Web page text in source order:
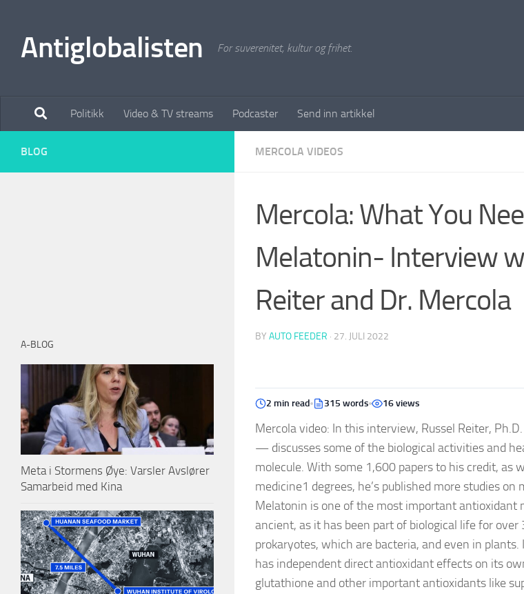
Antiglobalisten For suverenitet, kultur og frihet.
Politikk Video & TV streams Podcaster Send inn artikkel
MERCOLA VIDEOS
Mercola: What You
Melatonin- Interview
Reiter and Dr. Mercola
BY AUTO FEEDER · 27. JULI 2022
2 min read 315 words 16 views
Mercola video: In this interview, Russel Reiter,
— discusses some of the biological activities and
molecule. With some 1,600 papers to his credit, as
medicine1 degrees, he’s published more studies
Melatonin is one of the most important antioxidant
ancient, as it has been part of biological life for over
prokaryotes, which are bacteria, and even in
has independent direct antioxidant effects on its
glutathione and other important antioxidants like
BLOG
A-BLOG
Meta i Stormens Øye: Varsler Avslører
Samarbeid med Kina